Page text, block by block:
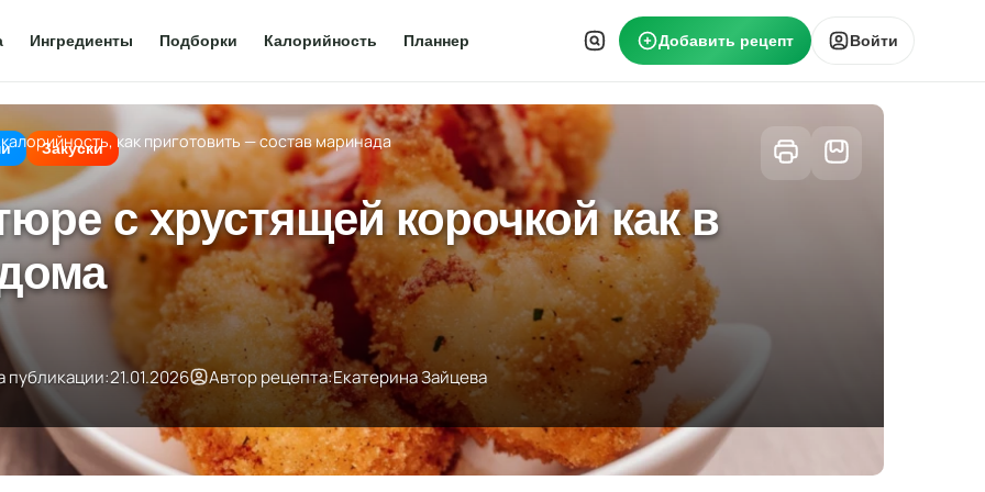
Ингредиенты Подборки Калорийность Планнер Добавить рецепт Войти
как приготовить — состав маринада
Закуски
с хрустящей корочкой как в
публикации:21.01.2026 Автор рецепта:Екатерина Зайцева